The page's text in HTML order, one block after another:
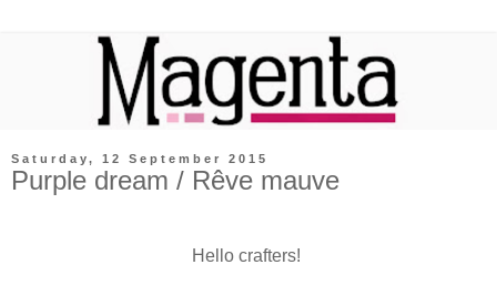
Saturday, 12 September 2015
Purple dream / Rêve mauve
Hello crafters!